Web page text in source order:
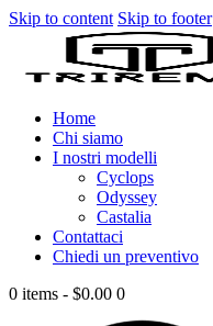
Skip to content Skip to footer
Home
Chi siamo
I nostri modelli
Cyclops
Odyssey
Castalia
Contattaci
Chiedi un preventivo
0 items - $0.00 0